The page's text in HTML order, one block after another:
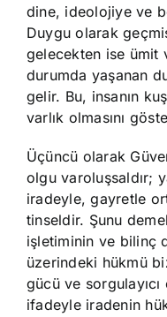
dine, ideolojiye ve
Duygu olarak
gelecekten ise ümit
durumda yaşanan
gelir. Bu, insanın
varlık olmasını
Üçüncü olarak
olgu varoluşsaldır;
iradeyle, gayretle
tinseldir. Şunu
işletiminin ve bilinç
üzerindeki hükmü
gücü ve sorgulayıcı
ifadeyle iradenin